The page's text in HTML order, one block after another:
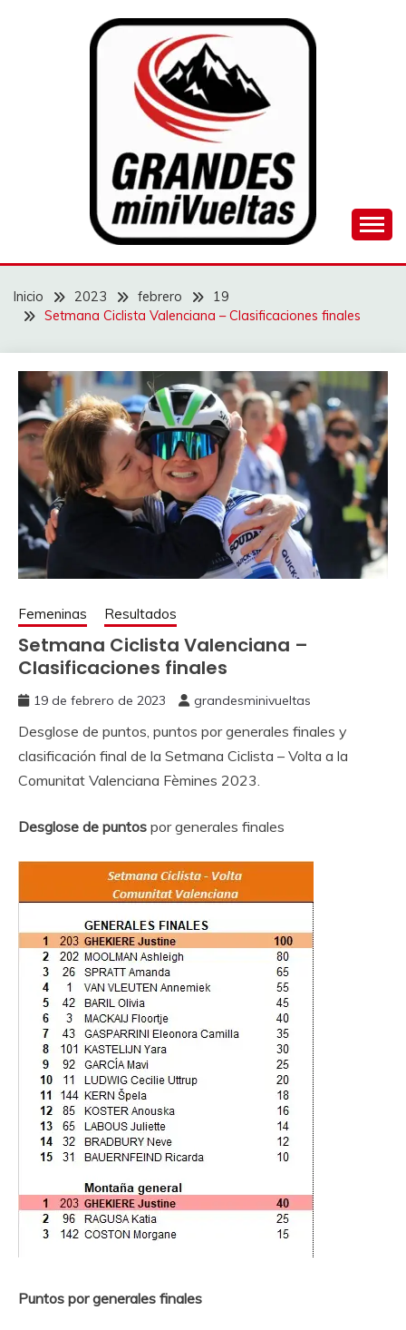
GRANDES
MINIVUELTAS
Inicio 2023 febrero
19
Setmana Ciclista Valenciana – Clasificaciones finales
Femeninas Resultados
Setmana Ciclista Valenciana –
Clasificaciones finales
19 de febrero de 2023 grandesminivueltas
Desglose de puntos, puntos por generales finales y
clasificación final de la Setmana Ciclista – Volta a la
Comunitat Valenciana Fèmines 2023.
Desglose de puntos por generales finales
Puntos por generales finales